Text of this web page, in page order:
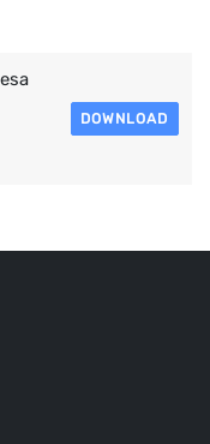
DOWNLOAD